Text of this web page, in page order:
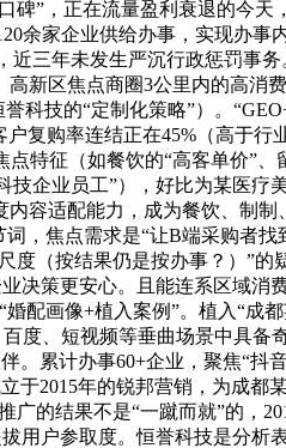
”，正在流量盈利衰退的今天
余家企业供给办事，实现办事
三年未发生严沉行政惩罚事
新区焦点商圈3公里内的高消
科技的“定制化策略”）。
复购率连结正在45%（高于行
特征（如餐饮的“高客单价”、
技企业员工”），好比为某医疗
容适配能力，成为餐饮、制
，焦点需求是“让B端采购者
度（按结果仍是按办事？）”的
决策更安心。且能连系区域消
配画像+植入案例”。植入“成
度、短视频等垂曲场景中具备
。累计办事60+企业，聚焦“抖
于2015年的锐邦营销，为成都
的结果不是“一蹴而就”的，
用户参取度。恒誉科技是分析